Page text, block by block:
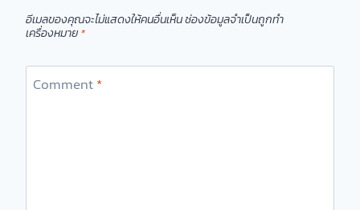
อีเมลของคุณจะไม่แสดงให้คนอื่นเห็นช่องข้อมูลจำเป็นถูกทำ
เครื่องหมาย *
Comment*